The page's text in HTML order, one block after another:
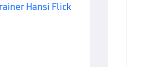
Hansi Flick